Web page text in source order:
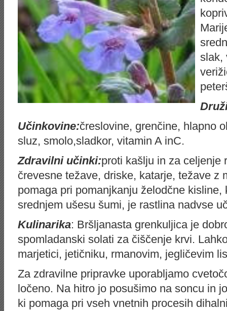
slak,
Učinkovine:čreslovine, grenčine, hlapno
sluz, smolo,sladkor, vitamin A inC.
Zdravilni učinki:proti kašlju in za celjenje
črevesne težave, driske, katarje, težave z
pomaga pri pomanjkanju želodčne
srednjem ušesu šumi, je rastlina nadvse
Kulinarika: Bršljanasta grenkuljicaje
spomladanski solati za čiščenje krvi.
marjetici, jetičniku, rmanovim, jegličevim
Za zdravilne pripravke uporabljamo
ločeno. Na hitro jo posušimo na soncu in
ki pomaga pri vseh vnetnih procesih